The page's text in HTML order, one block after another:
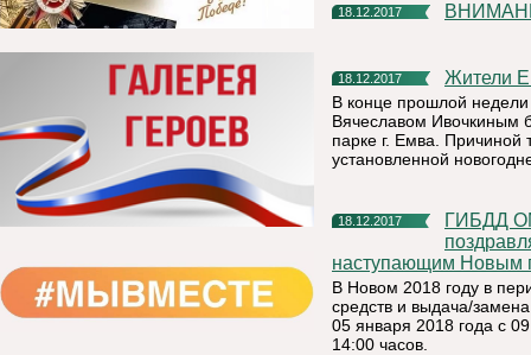
18.12.2017
18.12.2017 Жители
В конце прошлой
Вячеславом Ивочкиным
парке г. Емва. Причиной
установленной
18.12.2017
ГИБДД ОМВД России по Княжпогостскому району
наступающим Новым
В Новом 2018 году в
средств и выдача/
05 января 2018 года с
14:00 часов.